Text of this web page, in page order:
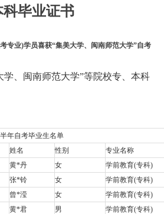
科毕业证书
专业)学员喜获“集美大学、闽南师范大学”自考
学、闽南师范大学”等院校专、本科
年自考毕业生名单
姓名 性别
专业名称
黄*丹 女 学前教育(专科)
张*铃 女 学前教育(专科)
曾*滢 女 学前教育(专科)
黄*君 男 学前教育(专科)